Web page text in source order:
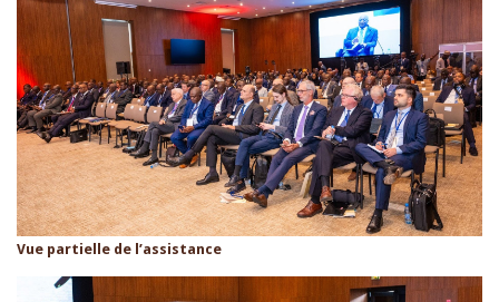
Vue partielle de l’assistance